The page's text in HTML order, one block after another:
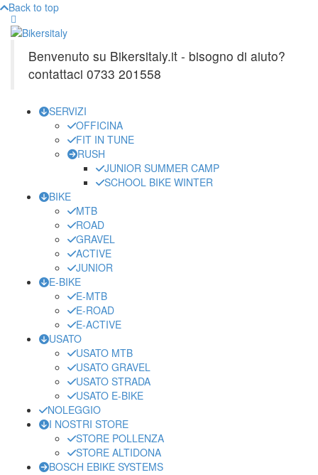
Back to top
Benvenuto su Bikersitaly.it - bisogno di aiuto?
contattaci 0733 201558
SERVIZI
OFFICINA
FIT IN TUNE
RUSH
JUNIOR SUMMER CAMP
SCHOOL BIKE WINTER
BIKE
MTB
ROAD
GRAVEL
ACTIVE
JUNIOR
E-BIKE
E-MTB
E-ROAD
E-ACTIVE
USATO
USATO MTB
USATO GRAVEL
USATO STRADA
USATO E-BIKE
NOLEGGIO
I NOSTRI STORE
STORE POLLENZA
STORE ALTIDONA
BOSCH EBIKE SYSTEMS